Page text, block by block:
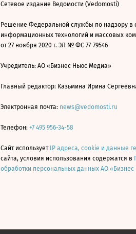
Сетевое издание Ведомости (Vedomosti)
Решение Федеральной службы по надзору в
информационных технологий и массовых
от 27 ноября 2020 г. ЭЛ № ФС 77-79546
Учредитель: АО «Бизнес Ньюс Медиа»
Главный редактор: Казьмина Ирина
Электронная почта: news@vedomosti.ru
Телефон: +7 495 956-34-58
Сайт использует IP адреса, cookie и данные
сайта, условия использования содержатся в
обработки персональных данных АО